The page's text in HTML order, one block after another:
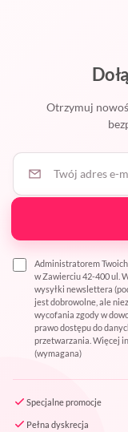
Otrzymuj
Twój adres e-mail
Administratorem
w Zawierciu 42-400 ul.
wysyłki newslettera
jest dobrowolne, ale
wycofania zgody w
prawo dostępu do
przetwarzania. Więcej
(wymagana)
Specjalne promocje
Pełna dyskrecja